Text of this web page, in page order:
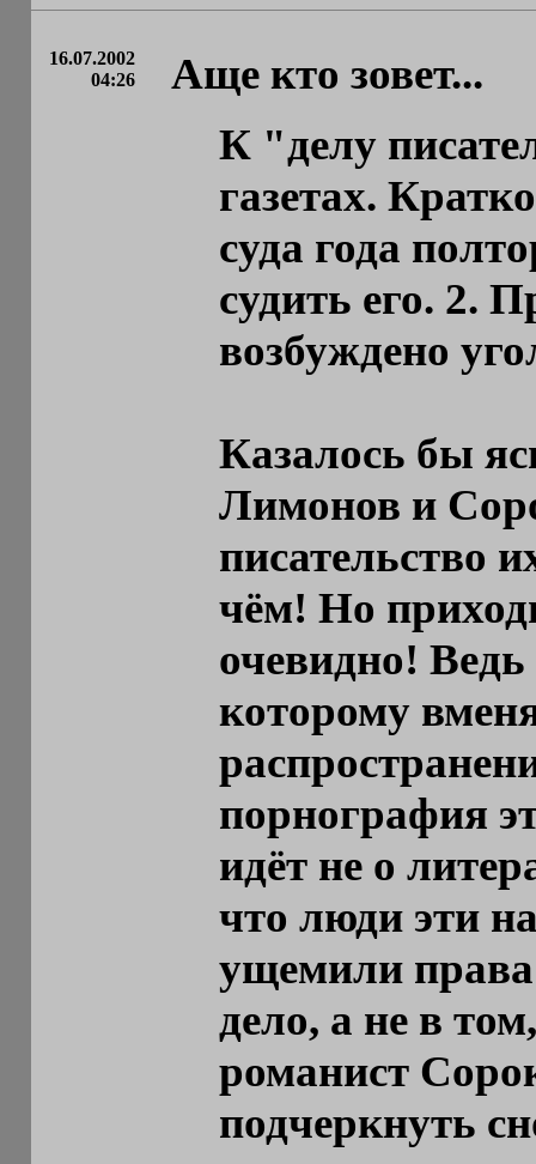
16.07.2002
04:26
Аще кто зовет...
К "делу
газетах.
суда года
судить его. 2.
возбуждено
Казалось бы
Лимонов и
писательство
чём! Но
очевидно!
которому
порнография
идёт не о
что люди эти
ущемили
дело, а не в
романист
подчеркнуть